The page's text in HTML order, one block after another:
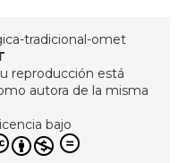
reproducción está
autora de la misma
bajo